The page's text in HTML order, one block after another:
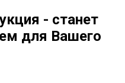
- станет
для Вашего